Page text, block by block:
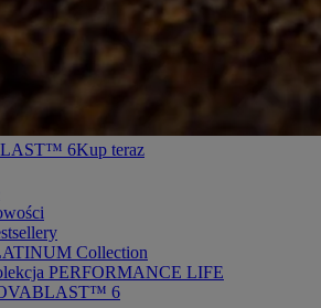
6Kup teraz
Collection
PERFORMANCE LIFE
6